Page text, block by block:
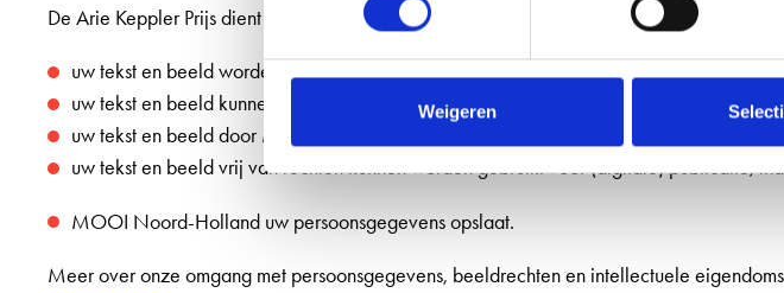
Weigeren
De Arie Keppler Prijs dient geen commerciële doelen en is voor iedereen vrij
uw tekst en beeld worden gepubliceerd op onze website;
uw tekst en beeld kunnen worden gewijzigd/aangevuld door MOOI Noord-Holland;
uw tekst en beeld door MOOI Noord-Holland kunnen worden gedeeld via links en op
uw tekst en beeld vrij van rechten kunnen worden gebruikt voor (digitale) publicatie,
MOOI Noord-Holland uw persoonsgegevens opslaat.
Meer over onze omgang met persoonsgegevens, beeldrechten en intellectuele